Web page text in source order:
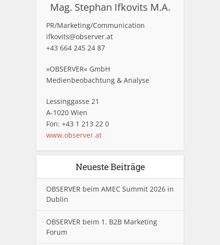
Mag. Stephan Ifkovits M.A.
PR/Marketing/Communication
ifkovits@observer.at
+43 664 245 24 87
»OBSERVER« GmbH
Medienbeobachtung & Analyse
Lessinggasse 21
A-1020 Wien
Fon: +43 1 213 22 0
www.observer.at
Neueste Beiträge
OBSERVER beim AMEC Summit 2026 in
Dublin
OBSERVER beim 1. B2B Marketing
Forum